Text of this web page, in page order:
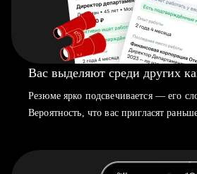
Вас выделяют среди других
Резюме ярко подсвечивается — его
Вероятность, что вас пригласят